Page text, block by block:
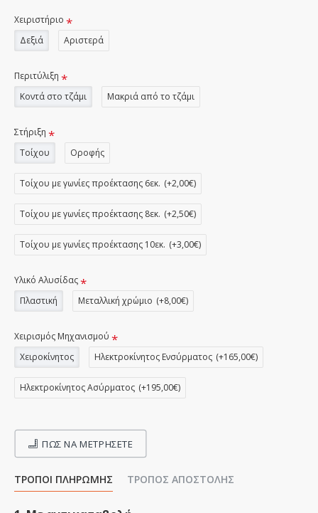
Χειριστήριο
Δεξιά
Αριστερά
Περιτύλιξη
Κοντά στο τζάμι
Μακριά από το τζάμι
Στήριξη
Τοίχου
Οροφής
Τοίχου με γωνίες προέκτασης 6εκ. (+2,00€)
Τοίχου με γωνίες προέκτασης 8εκ. (+2,50€)
Τοίχου με γωνίες προέκτασης 10εκ. (+3,00€)
Υλικό Αλυσίδας
Πλαστική
Μεταλλική χρώμιο (+8,00€)
Χειρισμός Μηχανισμού
Χειροκίνητος
Ηλεκτροκίνητος Ενσύρματος (+165,00€)
Ηλεκτροκίνητος Ασύρματος (+195,00€)
ΠΩΣ ΝΑ ΜΕΤΡΉΣΕΤΕ
ΤΡΌΠΟΙ ΠΛΗΡΩΜΉΣ ΤΡΌΠΟΣ ΑΠΟΣΤΟΛΉΣ